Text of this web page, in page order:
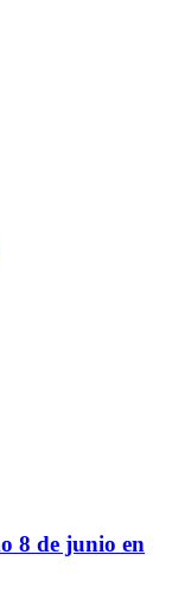
8 de junio en